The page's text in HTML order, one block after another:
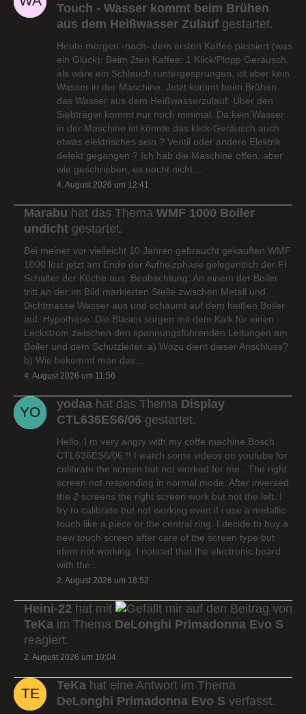
Touch - Wasser kommt beim Brühen
aus dem Heißwasser Zulauf gestartet.
Heute morgen -nach- dem ersten Kaffee passiert (was
ein Glück): Beim 2ten Kaffee: 1 Klick/Plopp Geräusch,
als wäre ein Schlauch runtergesprungen, ist aber kein
Wasser in der Maschine. Jetzt kommt beim Brühen
das Wasser aus dem Heißwasserzulauf. Über den
Siebträger kommt nur noch minimal. Da kein Wasser
in der Maschine ist könnte das klick-Geräusch auch
etwas elektrisches sein ? Ventil oder andere Elektrik
defekt gegangen ? Ich hab die Maschine offen, aber
wie geschrieben, es riecht nicht…
4. August 2026 um 12:41
Marabu hat das Thema WMF 1000 Boiler
undicht gestartet.
Bei meiner vor vielleicht 10 Jahren gebraucht gekauften WMF
1000 löst jetzt am Ende der Aufheizphase gelegentlich der FI
Schalter der Küche aus. Beobachtung: An einem der Boiler
tritt an der im Bild markierten Stelle zwischen Metall und
Dichtmasse Wasser aus und schäumt auf dem heißen Boiler
auf. Hypothese: Die Blasen sorgen mit dem Kalk für einen
Leckstrom zwischen den spannungsführenden Leitungen am
Boiler und dem Schutzleiter. a) Wozu dient dieser Anschluss?
b) Wie bekommt man das…
4. August 2026 um 11:56
yodaa hat das Thema Display
CTL636ES6/06 gestartet.
Hello, I m very angry with my coffe machine Bosch
CTL636ES6/06 !! I watch some videos on youtube for
calibrate the screen but not worked for me.. The right
screen not responding in normal mode. After inversed
the 2 screens the right screen work but not the left. I
try to calibrate but not working even if i use a metallic
touch like a piece or the central ring. I decide to buy a
new touch screen after care of the screen type but
idem not working. I noticed that the electronic board
with the…
2. August 2026 um 18:52
Heini-22 hat mit
auf den Beitrag von
TeKa im Thema DeLonghi Primadonna Evo S
reagiert.
2. August 2026 um 10:04
TeKa hat eine Antwort im Thema
DeLonghi Primadonna Evo S verfasst.